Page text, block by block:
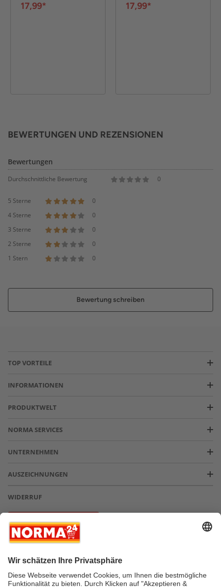
17,99* 17,99*
BEWERTUNGEN UND REZENSIONEN
Bewertungen
Durchschnittliche Bewertung 0
5 Sterne
0
4 Sterne
0
3 Sterne
0
2 Sterne
0
1 Stern
0
Bewertung schreiben
TOP VORTEILE
INFORMATIONEN
PRODUKTWELT
NORMA SERVICES
UNTERNEHMEN
AUSZEICHNUNGEN
WIDERRUF
Vertrag widerrufen